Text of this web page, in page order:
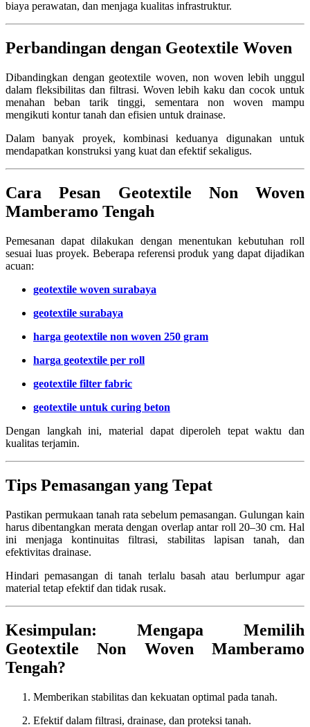
biaya perawatan, dan menjaga kualitas infrastruktur.
Perbandingan dengan Geotextile Woven
Dibandingkan dengan geotextile woven, non woven lebih unggul
dalam fleksibilitas dan filtrasi. Woven lebih kaku dan cocok untuk
menahan beban tarik tinggi, sementara non woven mampu
mengikuti kontur tanah dan efisien untuk drainase.
Dalam banyak proyek, kombinasi keduanya digunakan untuk
mendapatkan konstruksi yang kuat dan efektif sekaligus.
Cara Pesan Geotextile Non Woven
Mamberamo Tengah
Pemesanan dapat dilakukan dengan menentukan kebutuhan roll
sesuai luas proyek. Beberapa referensi produk yang dapat dijadikan
acuan:
geotextile woven surabaya
geotextile surabaya
harga geotextile non woven 250 gram
harga geotextile per roll
geotextile filter fabric
geotextile untuk curing beton
Dengan langkah ini, material dapat diperoleh tepat waktu dan
kualitas terjamin.
Tips Pemasangan yang Tepat
Pastikan permukaan tanah rata sebelum pemasangan. Gulungan kain
harus dibentangkan merata dengan overlap antar roll 20–30 cm. Hal
ini menjaga kontinuitas filtrasi, stabilitas lapisan tanah, dan
efektivitas drainase.
Hindari pemasangan di tanah terlalu basah atau berlumpur agar
material tetap efektif dan tidak rusak.
Kesimpulan: Mengapa Memilih
Geotextile Non Woven Mamberamo
Tengah?
Memberikan stabilitas dan kekuatan optimal pada tanah.
Efektif dalam filtrasi, drainase, dan proteksi tanah.